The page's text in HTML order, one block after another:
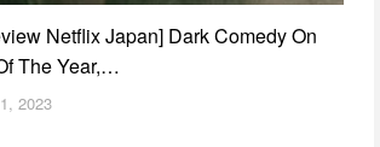
Netflix Japan] Dark Comedy On
The Year,…
2023